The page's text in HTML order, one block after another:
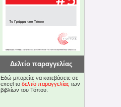
Δελτίο παραγγελίας
Εδώ μπορείτε να κατεβάσετε σε
excel το δελτίο παραγγελίαςτων
βιβλίων του Τόπου.